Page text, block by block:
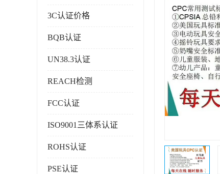
3C认证价格
BQB认证
UN38.3认证
REACH检测
FCC认证
ISO9001三体系认证
ROHS认证
PSE认证